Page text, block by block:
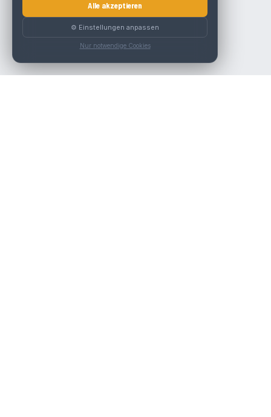
Alle akzeptieren
⚙️ Einstellungen anpassen
Nur notwendige Cookies